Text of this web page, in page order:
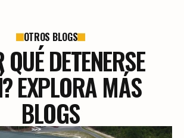
OTROS BLOGS
DETENERSE
EXPLORA MÁS
BLOGS